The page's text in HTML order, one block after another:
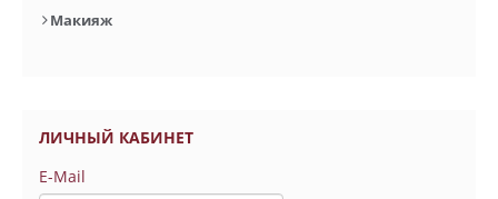
Макияж
ЛИЧНЫЙ КАБИНЕТ
E-Mail